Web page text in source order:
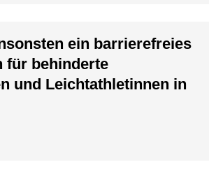
ein barrierefreies
für behinderte
und Leichtathletinnen in